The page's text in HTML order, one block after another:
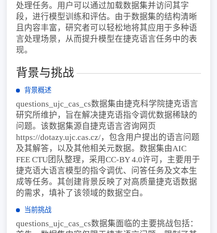
处理任务。用户可以通过加载数据集并访问其字
段，进行模型训练和评估。由于数据集的结构清晰
且内容丰富，研究者可以轻松地将其应用于多种语
言处理场景，从而提升模型在捷克语言任务中的表
现。
背景与挑战
背景概述
questions_ujc_cas_cs数据集由捷克科学院捷克语言
研究所维护，旨在解决捷克语指令调优数据稀缺的
问题。该数据集源自捷克语言咨询网页
https://dotazy.ujc.cas.cz/，包含用户提出的语言问题
及其解答，以及其他相关元数据。数据集由AIC
FEE CTU团队整理，采用CC-BY 4.0许可，主要用于
捷克语大语言模型的指令调优、问答任务及文本生
成等任务。其创建背景反映了对高质量捷克语数据
的需求，填补了该领域的数据空白。
当前挑战
questions_ujc_cas_cs数据集面临的主要挑战包括：